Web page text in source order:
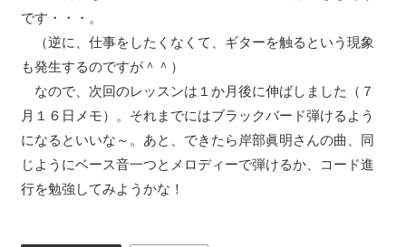
です・・・。
（逆に、仕事をしたくなくて、ギターを触るという現象
も発生するのですが＾＾）
なので、次回のレッスンは１か月後に伸ばしました（７
月１６日メモ）。それまでにはブラックバード弾けるよう
になるといいな～。あと、できたら岸部眞明さんの曲、同
じようにベース音一つとメロディーで弾けるか、コード進
行を勉強してみようかな！